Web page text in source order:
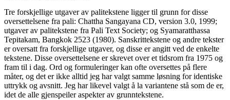
Tre forskjellige utgaver av palitekstene ligger til grunn for disse
oversettelsene fra pali: Chattha Sangayana CD, version 3.0, 1999;
utgaver av palitekstene fra Pali Text Society; og Syamaratthassa
Tepitakam, Bangkok 2523 (1980). Sanskrittekstene og andre tekster
er oversatt fra forskjellige utgaver, og disse er angitt ved de enkelte
tekstene. Disse oversettelsene er skrevet over et tidsrom fra 1975 og
fram til i dag. Ord og formuleringer kan ofte oversettes på flere
måter, og det er ikke alltid jeg har valgt samme løsning for identiske
uttrykk og avsnitt. Jeg har likevel valgt å la variantene stå som de er,
idet de alle gjenspeiler aspekter av grunntekstene.